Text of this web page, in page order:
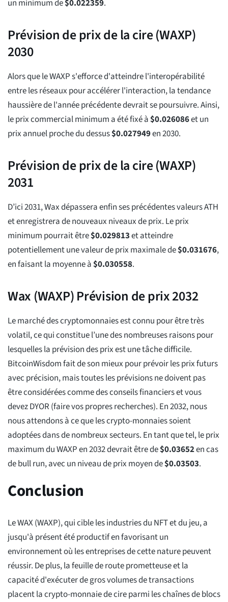
un minimum de$0.022359.
Prévision de prix de la cire (WAXP)
2030
Alors que le WAXP s'efforce d'atteindre l'interopérabilité
entre les réseaux pour accélérer l'interaction, la tendance
haussière de l'année précédente devrait se poursuivre. Ainsi,
le prix commercial minimum a été fixé à$0.026086et un
prix annuel proche du dessus$0.027949en 2030.
Prévision de prix de la cire (WAXP)
2031
D’ici 2031, Wax dépassera enfin ses précédentes valeurs ATH
et enregistrera de nouveaux niveaux de prix. Le prix
minimum pourrait être$0.029813et atteindre
potentiellement une valeur de prix maximale de$0.031676,
en faisant la moyenne à$0.030558.
Wax (WAXP) Prévision de prix 2032
Le marché des cryptomonnaies est connu pour être très
volatil, ce qui constitue l’une des nombreuses raisons pour
lesquelles la prévision des prix est une tâche difficile.
BitcoinWisdom fait de son mieux pour prévoir les prix futurs
avec précision, mais toutes les prévisions ne doivent pas
être considérées comme des conseils financiers et vous
devez DYOR (faire vos propres recherches). En 2032, nous
nous attendons à ce que les crypto-monnaies soient
adoptées dans de nombreux secteurs. En tant que tel, le prix
maximum du WAXP en 2032 devrait être de$0.03652en cas
de bull run, avec un niveau de prix moyen de$0.03503.
Conclusion
Le WAX (WAXP), qui cible les industries du NFT et du jeu, a
jusqu'à présent été productif en favorisant un
environnement où les entreprises de cette nature peuvent
réussir. De plus, la feuille de route prometteuse et la
capacité d'exécuter de gros volumes de transactions
placent la crypto-monnaie de cire parmi les chaînes de blocs